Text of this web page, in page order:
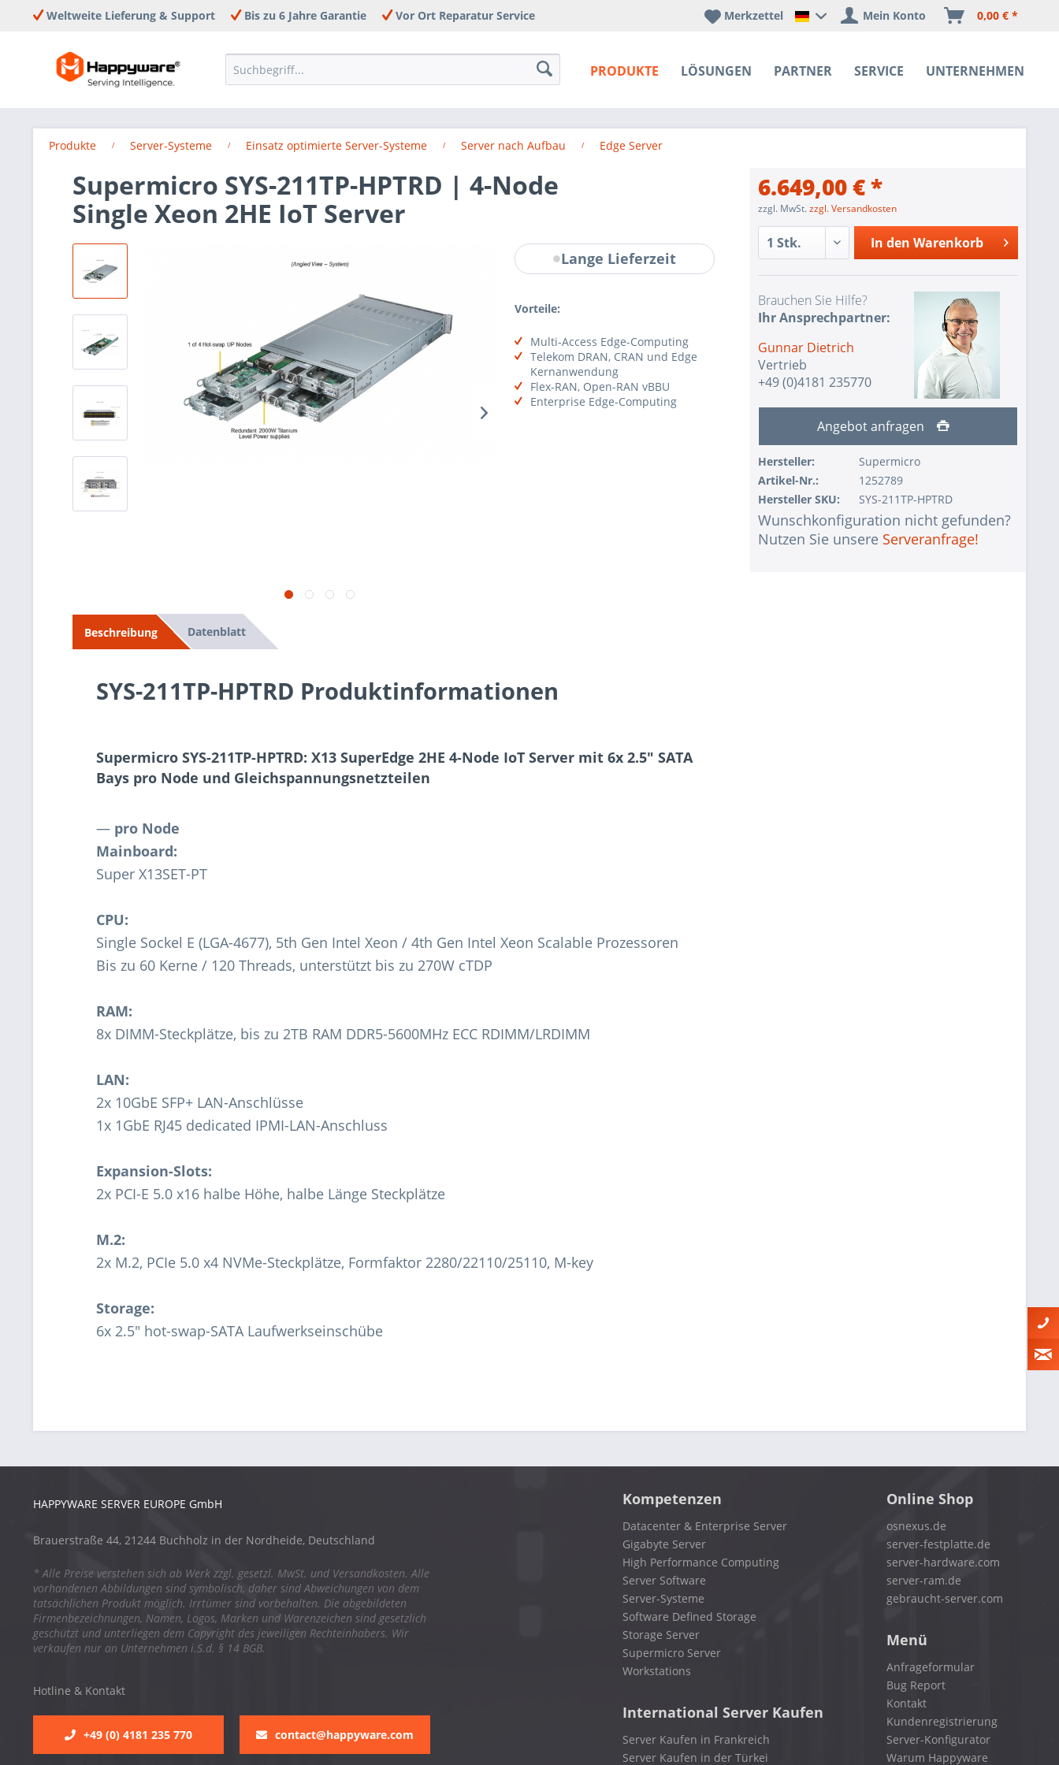
Weltweite Lieferung & Support Bis zu 6 Jahre Garantie Vor Ort Reparatur Service
PRODUKTE LÖSUNGEN PARTNER SERVICE UNTERNEHMEN
Happyware Deutschland
Merkzettel Mein Konto 0,00 € *
Produkte Server-Systeme Einsatz optimierte Server-Systeme Server nach Aufbau Edge Server
Supermicro SYS-211TP-HPTRD | 4-Node
Single Xeon 2HE IoT Server
Lange Lieferzeit
Vorteile:
Multi-Access Edge-Computing
Telekom DRAN, CRAN und Edge
Kernanwendung
Flex-RAN, Open-RAN vBBU
Enterprise Edge-Computing
6.649,00 € *
zzgl. MwSt.zzgl. Versandkosten
In den Warenkorb
Brauchen Sie Hilfe?
Ihr Ansprechpartner:
Gunnar Dietrich
Vertrieb
+49 (0)4181 235770
Angebot anfragen
Hersteller:
Supermicro
Artikel-Nr.:
1252789
Hersteller SKU:
SYS-211TP-HPTRD
Wunschkonfiguration nicht gefunden?
Nutzen Sie unsere Serveranfrage!
Beschreibung Datenblatt
SYS-211TP-HPTRD Produktinformationen
Supermicro SYS-211TP-HPTRD: X13 SuperEdge 2HE 4-Node IoT Server mit 6x 2.5" SATA
Bays pro Node und Gleichspannungsnetzteilen
— pro Node
Mainboard:
Super X13SET-PT
CPU:
Single Sockel E (LGA-4677), 5th Gen Intel Xeon / 4th Gen Intel Xeon Scalable Prozessoren
Bis zu 60 Kerne / 120 Threads, unterstützt bis zu 270W cTDP
RAM:
8x DIMM-Steckplätze, bis zu 2TB RAM DDR5-5600MHz ECC RDIMM/LRDIMM
LAN:
2x 10GbE SFP+ LAN-Anschlüsse
1x 1GbE RJ45 dedicated IPMI-LAN-Anschluss
Expansion-Slots:
2x PCI-E 5.0 x16 halbe Höhe, halbe Länge Steckplätze
M.2:
2x M.2, PCIe 5.0 x4 NVMe-Steckplätze, Formfaktor 2280/22110/25110, M-key
Storage:
6x 2.5" hot-swap-SATA Laufwerkseinschübe
HAPPYWARE SERVER EUROPE GmbH
Brauerstraße 44, 21244 Buchholz in der Nordheide, Deutschland
* Alle Preise verstehen sich ab Werk zzgl. gesetzl. MwSt. und Versandkosten. Alle
vorhandenen Abbildungen sind symbolisch, daher sind Abweichungen von dem
tatsächlichen Produkt möglich. Irrtümer sind vorbehalten. Die abgebildeten
Firmenbezeichnungen, Namen, Logos, Marken und Warenzeichen sind gesetzlich
geschützt und unterliegen dem Copyright des jeweiligen Rechteinhabers. Wir
verkaufen nur an Unternehmen i.S.d. § 14 BGB.
Hotline & Kontakt
+49 (0) 4181 235 770 contact@happyware.com
Kompetenzen
Datacenter & Enterprise Server
Gigabyte Server
High Performance Computing
Server Software
Server-Systeme
Software Defined Storage
Storage Server
Supermicro Server
Workstations
International Server Kaufen
Server Kaufen in Frankreich
Server Kaufen in der Türkei
Online Shop
osnexus.de
server-festplatte.de
server-hardware.com
server-ram.de
gebraucht-server.com
Menü
Anfrageformular
Bug Report
Kontakt
Kundenregistrierung
Server-Konfigurator
Warum Happyware